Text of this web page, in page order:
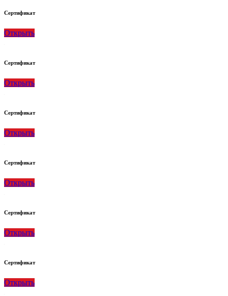
Сертификат
Открыть
Сертификат
Открыть
Сертификат
Открыть
Сертификат
Открыть
Сертификат
Открыть
Сертификат
Открыть